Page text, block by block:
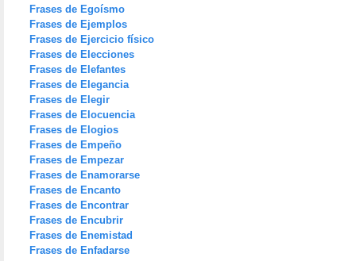
Frases de Egoísmo
Frases de Ejemplos
Frases de Ejercicio físico
Frases de Elecciones
Frases de Elefantes
Frases de Elegancia
Frases de Elegir
Frases de Elocuencia
Frases de Elogios
Frases de Empeño
Frases de Empezar
Frases de Enamorarse
Frases de Encanto
Frases de Encontrar
Frases de Encubrir
Frases de Enemistad
Frases de Enfadarse